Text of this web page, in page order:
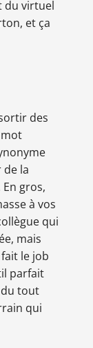
du virtuel
et ça
des
la
gros,
à vos
qui
mais
le job
parfait
tout
qui